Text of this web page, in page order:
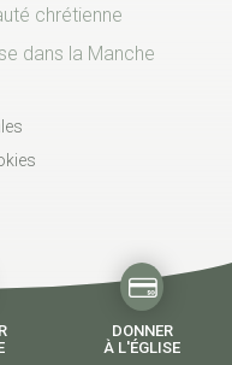
DONNER
À L'ÉGLISE
chrétienne
dans la Manche